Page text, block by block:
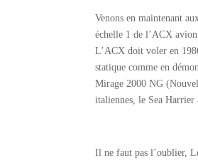
Venons en maintenant
échelle 1 de l’ACX
L’ACX doit voler en
statique comme en
Mirage 2000 NG
italiennes, le Sea
Il ne faut pas l’oublier,